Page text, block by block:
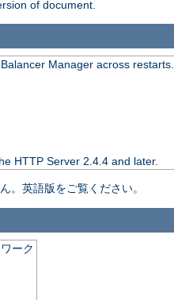
of document.
Manager across restarts.
HTTP Server 2.4.4 and later.
。英語版をご覧ください。
ーク